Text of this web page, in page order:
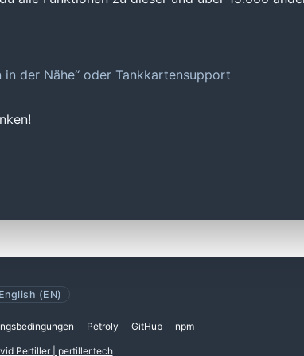
der Nähe“ oder Tankkartensupport
English (EN)
Petroly GitHub npm
Pertiller | pertiller.tech